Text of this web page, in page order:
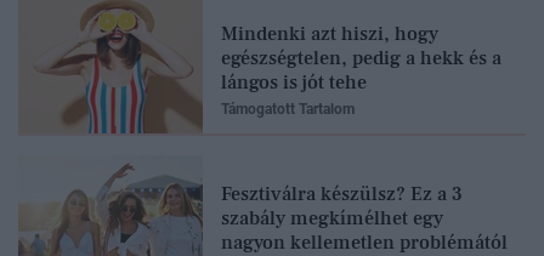
Mindenki azt hiszi, hogy
egészségtelen, pedig a hekk és a
lángos is jót tehe
Támogatott Tartalom
Fesztiválra készülsz? Ez a 3
szabály megkímélhet egy
nagyon kellemetlen problémától